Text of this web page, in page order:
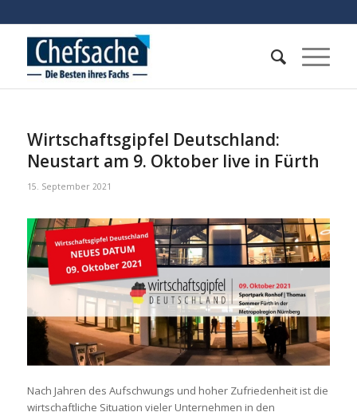
Wirtschaftsgipfel Deutschland:
Neustart am 9. Oktober live in Fürth
15. September 2021
Nach Jahren des Aufschwungs und hoher Zufriedenheit ist die
wirtschaftliche Situation vieler Unternehmen in den